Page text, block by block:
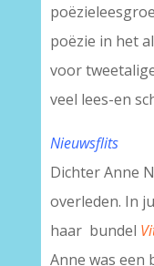
poëzie in het
voor
veel lees-en
Nieuwsflits
Dichter Anne
overleden. In
haar bundel
Anne was een